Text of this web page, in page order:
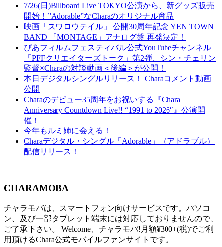
7/26(日)Billboard Live TOKYO公演から、新グッズ販売
開始！”Adorable”なCharaのオリジナル商品
映画「スワロウテイル」 公開30周年記念 YEN TOWN
BAND 「MONTAGE」アナログ盤 再発決定！
ぴあフィルムフェスティバル公式YouTubeチャンネル
「PFFクリエイターズトーク」第2弾、シン・チェリン
監督×Charaの対談動画＜後編＞が公開！
本日デジタルシングルリリース！ Charaコメント動画
公開
Charaのデビュー35周年をお祝いする『Chara
Anniversary Countdown Live!! “1991 to 2026″』公演開
催！
今年もルミ姉に会える！
Charaデジタル・シングル「Adorable」（アドラブル）
配信リリース！
CHARAMOBA
チャラモバは、スマートフォン向けサービスです。パソコ
ン、及び一部タブレット端末には対応しておりませんので、
ご了承下さい。 Welcome、チャラモバ!月額¥300+(税)でご利
用頂けるChara公式モバイルファンサイトです。